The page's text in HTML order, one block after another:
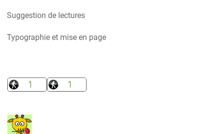
Suggestion de lectures
Typographie et mise en page